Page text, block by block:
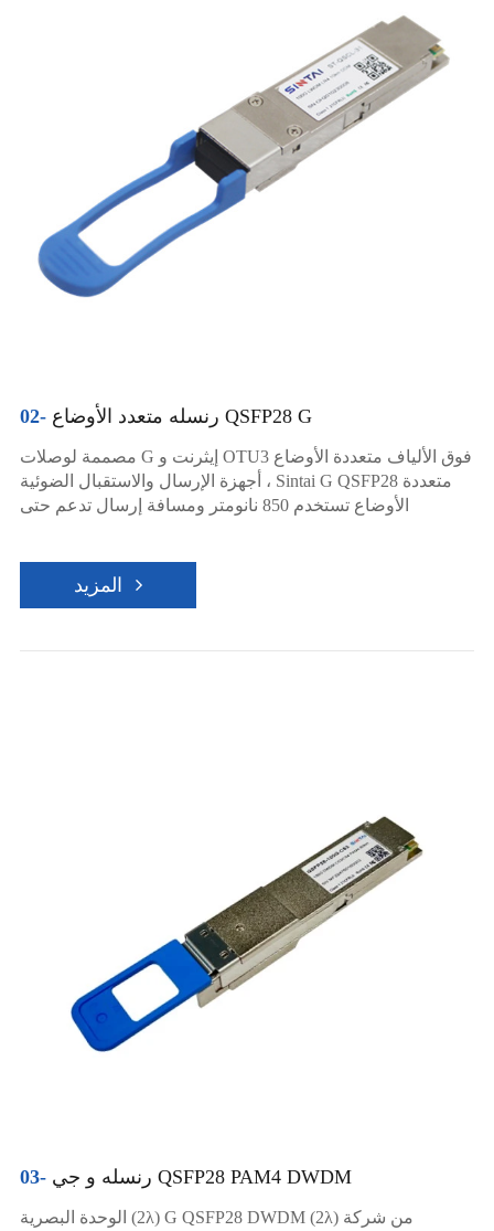
02- رنسله متعدد الأوضاع QSFP28 G
مصممة لوصلات G إيثرنت و OTU3 فوق الألياف متعددة الأوضاع
، أجهزة الإرسال والاستقبال الضوئية Sintai G QSFP28 متعددة
الأوضاع تستخدم 850 نانومتر ومسافة إرسال تدعم حتى
المزيد
03- رنسله و جي QSFP28 PAM4 DWDM
الوحدة البصرية (2λ) G QSFP28 DWDM (2λ) من شركة